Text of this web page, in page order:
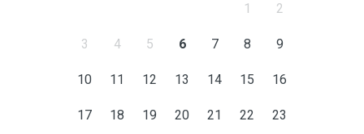
1 2
3 4 5 6 7 8 9
10 11 12 13 14 15 16
17 18 19 20 21 22 23